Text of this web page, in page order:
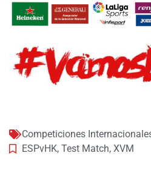
Competiciones
ESPvHK, Test Match, XVM